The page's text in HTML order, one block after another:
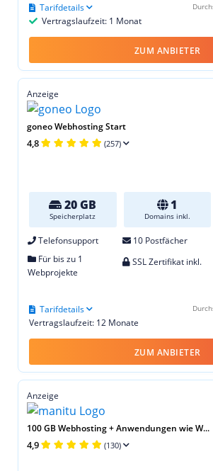
Vertragslaufzeit: 1 Monat
Tarifdetails
ZUM ANBIETER
Anzeige
goneo Webhosting Start
4,8 (257)
20 GB
Speicherplatz
1
Domains inkl.
Telefonsupport 10 Postfächer
Für bis zu 1
Webprojekte
SSL Zertifikat inkl.
Vertragslaufzeit: 12 Monate
Tarifdetails
ZUM ANBIETER
Anzeige
100 GB Webhosting + Anwendungen wie W...
4,9 (130)